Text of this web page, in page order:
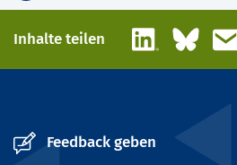
Inhalte teilen LinkedIn
Feedback geben